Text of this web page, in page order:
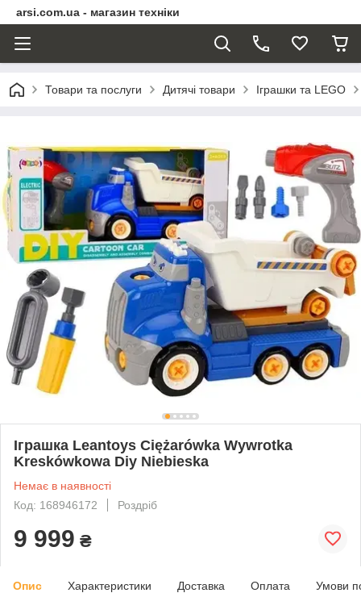
arsi.com.ua - магазин техніки
Товари та послуги Дитячі товари Іграшки та LEGO
Іграшка Leantoys Ciężarówka Wywrotka
Kreskówkowa Diy Niebieska
Немає в наявності
Код: 168946172
Роздріб
9 999 ₴
Опис Характеристики Доставка Оплата Умови